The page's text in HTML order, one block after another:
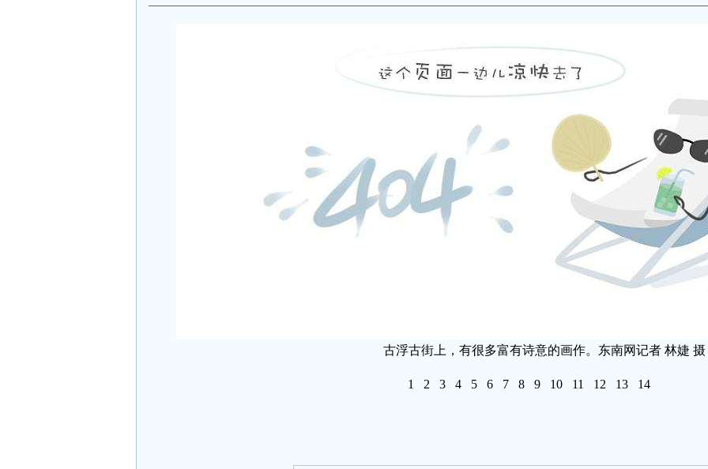
古浮古街上，有很多富有诗意的画作。东南网记者 林婕 摄
1 2 3 4 5 6 7 8 9 10 11 12 13 14